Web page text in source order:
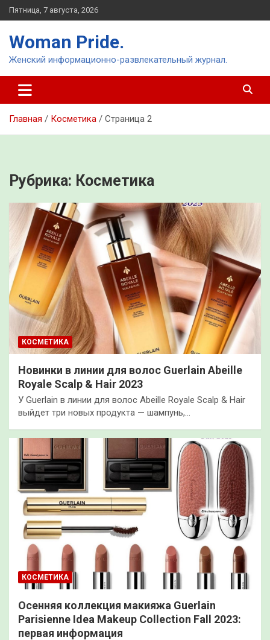
Перейти
к
Пятница, 7 августа, 2026
Woman Pride.
Женский информационно-развлекательный журнал.
Главная Косметика Страница 2
Рубрика: Косметика
КОСМЕТИКА
Новинки в линии для волос Guerlain Abeille
Royale Scalp & Hair 2023
У Guerlain в линии для волос Abeille Royale Scalp & Hair
выйдет три новых продукта — шампунь,…
КОСМЕТИКА
Осенняя коллекция макияжа Guerlain
Parisienne Idea Makeup Collection Fall 2023:
первая информация